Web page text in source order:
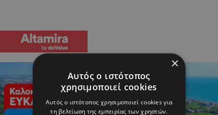
×
Αυτός ο ιστότοπος
χρησιμοποιεί cookies
Αυτός ο ιστότοπος χρησιμοποιεί cookies για
τη βελτίωση της εμπειρίας των χρηστών.